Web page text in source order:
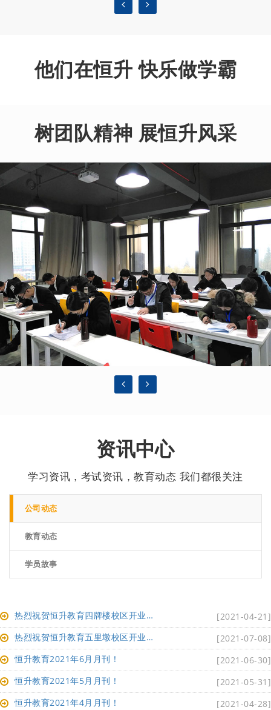
他们在恒升 快乐做学霸
树团队精神 展恒升风采
资讯中心
学习资讯，考试资讯，教育动态 我们都很关注
公司动态
教育动态
学员故事
热烈祝贺恒升教育四牌楼校区开业啦！！速来围观！
[2021-04-21]
热烈祝贺恒升教育五里墩校区开业啦！速来围观！！
[2021-07-08]
恒升教育2021年6月月刊！
[2021-06-30]
恒升教育2021年5月月刊！
[2021-05-31]
恒升教育2021年4月月刊！
[2021-04-28]